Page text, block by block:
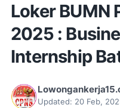
Loker BUMN
2025 :
Internship
Updated: 20 Feb,